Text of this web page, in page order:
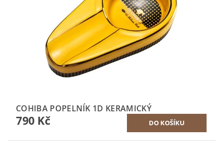
COHIBA POPELNÍK 1D KERAMICKÝ
790 Kč